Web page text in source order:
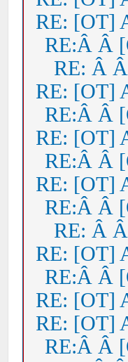
RE: [OT]
RE:Â Â
RE: Â
RE: [OT]
RE:Â Â
RE: [OT]
RE:Â Â
RE: [OT]
RE:Â Â
RE: Â
RE: [OT]
RE:Â Â
RE: [OT]
RE: [OT]
RE:Â Â